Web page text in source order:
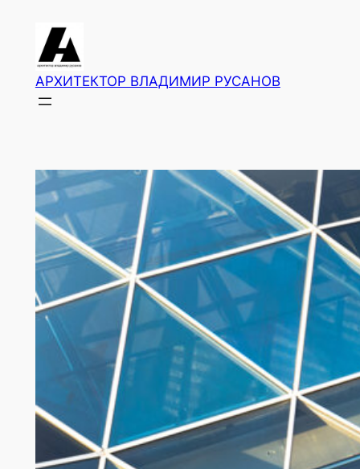
содержимому
АРХИТЕКТОР ВЛАДИМИР РУСАНОВ